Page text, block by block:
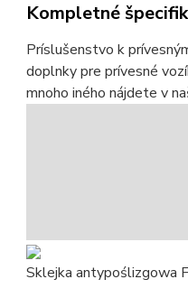
Kompletné
Príslušenstvo k
doplnky pre prívesné
mnoho iného nájdete v
Sklejka antypoślizgowa